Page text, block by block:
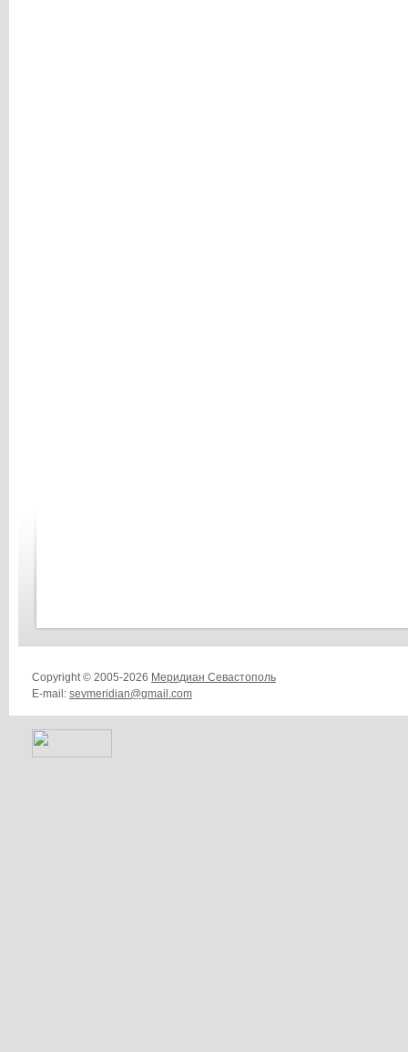
Copyright © 2005-2026 Меридиан Севастополь
E-mail: sevmeridian@gmail.com